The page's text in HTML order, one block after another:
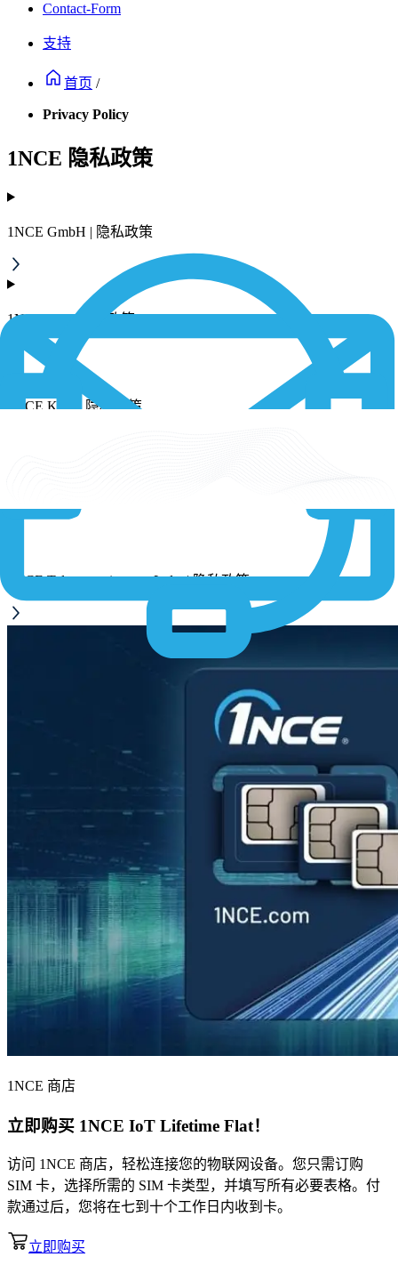
Contact-Form
支持
首页 /
Privacy Policy
1NCE 隐私政策
1NCE GmbH | 隐私政策
1NCE Inc. | 隐私政策
1NCE K.K. | 隐私政策
1NCE Telecomunicacoes Ltda. | 隐私政策
1NCE 商店
立即购买 1NCE IoT Lifetime Flat！
访问 1NCE 商店，轻松连接您的物联网设备。您只需订购
SIM 卡，选择所需的 SIM 卡类型，并填写所有必要表格。付
款通过后，您将在七到十个工作日内收到卡。
立即购买